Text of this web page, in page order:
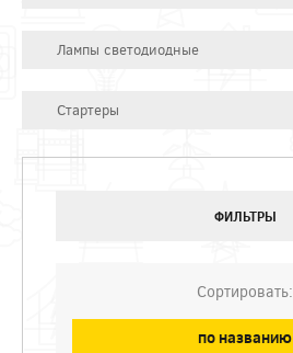
Лампы светодиодные
Стартеры
ФИЛЬТРЫ
Сортировать:
по названию